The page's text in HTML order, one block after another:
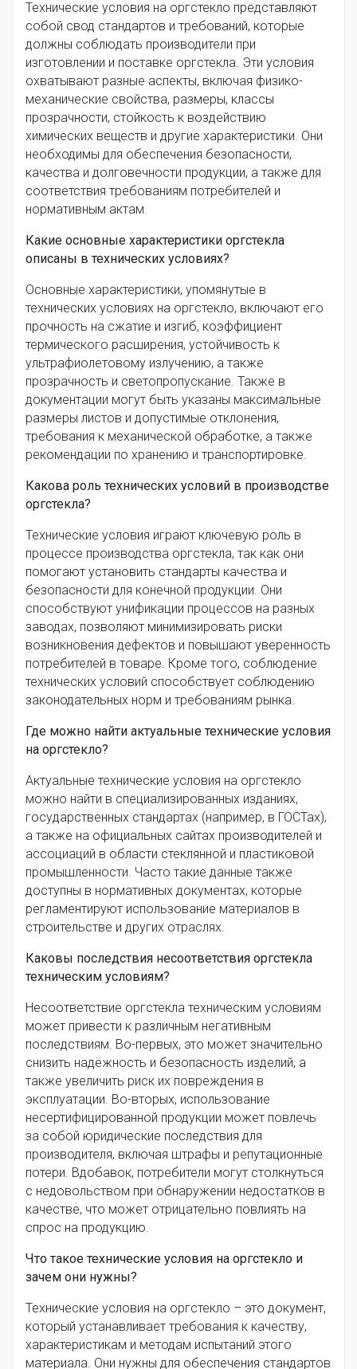
Технические условия на оргстекло представляют
собой свод стандартов и требований, которые
должны соблюдать производители при
изготовлении и поставке оргстекла. Эти условия
охватывают разные аспекты, включая физико-
механические свойства, размеры, классы
прозрачности, стойкость к воздействию
химических веществ и другие характеристики. Они
необходимы для обеспечения безопасности,
качества и долговечности продукции, а также для
соответствия требованиям потребителей и
нормативным актам.
Какие основные характеристики оргстекла
описаны в технических условиях?
Основные характеристики, упомянутые в
технических условиях на оргстекло, включают его
прочность на сжатие и изгиб, коэффициент
термического расширения, устойчивость к
ультрафиолетовому излучению, а также
прозрачность и светопропускание. Также в
документации могут быть указаны максимальные
размеры листов и допустимые отклонения,
требования к механической обработке, а также
рекомендации по хранению и транспортировке.
Какова роль технических условий в производстве
оргстекла?
Технические условия играют ключевую роль в
процессе производства оргстекла, так как они
помогают установить стандарты качества и
безопасности для конечной продукции. Они
способствуют унификации процессов на разных
заводах, позволяют минимизировать риски
возникновения дефектов и повышают уверенность
потребителей в товаре. Кроме того, соблюдение
технических условий способствует соблюдению
законодательных норм и требованиям рынка.
Где можно найти актуальные технические условия
на оргстекло?
Актуальные технические условия на оргстекло
можно найти в специализированных изданиях,
государственных стандартах (например, в ГОСТах),
а также на официальных сайтах производителей и
ассоциаций в области стеклянной и пластиковой
промышленности. Часто такие данные также
доступны в нормативных документах, которые
регламентируют использование материалов в
строительстве и других отраслях.
Каковы последствия несоответствия оргстекла
техническим условиям?
Несоответствие оргстекла техническим условиям
может привести к различным негативным
последствиям. Во-первых, это может значительно
снизить надёжность и безопасность изделий, а
также увеличить риск их повреждения в
эксплуатации. Во-вторых, использование
несертифицированной продукции может повлечь
за собой юридические последствия для
производителя, включая штрафы и репутационные
потери. Вдобавок, потребители могут столкнуться
с недовольством при обнаружении недостатков в
качестве, что может отрицательно повлиять на
спрос на продукцию.
Что такое технические условия на оргстекло и
зачем они нужны?
Технические условия на оргстекло – это документ,
который устанавливает требования к качеству,
характеристикам и методам испытаний этого
материала. Они нужны для обеспечения стандартов